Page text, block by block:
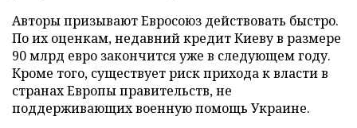
Авторы призывают Евросоюз действовать быстро.
По их оценкам, недавний кредит Киеву в размере
90 млрд евро закончится уже в следующем году.
Кроме того, существует риск прихода к власти в
странах Европы правительств, не
поддерживающих военную помощь Украине.